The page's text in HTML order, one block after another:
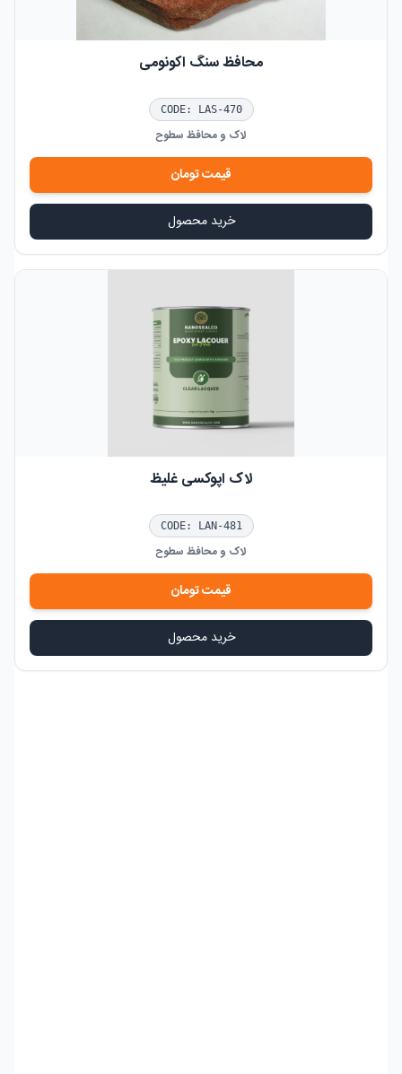
محافظ سنگ اکونومی
CODE: LAS-470
لاک و محافظ سطوح
قیمتتومان
خرید محصول
لاک اپوکسی غلیظ
CODE: LAN-481
لاک و محافظ سطوح
قیمتتومان
خرید محصول